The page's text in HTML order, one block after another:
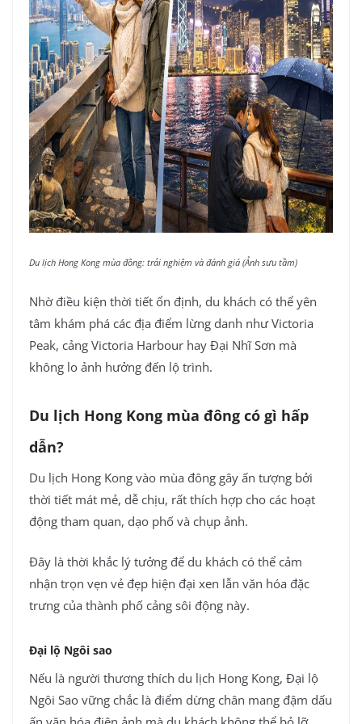
Du lịch Hong Kong mùa đông: trải nghiệm và đánh giá (Ảnh sưu tầm)
Nhờ điều kiện thời tiết ổn định, du khách có thể yên
tâm khám phá các địa điểm lừng danh như Victoria
Peak, cảng Victoria Harbour hay Đại Nhĩ Sơn mà
không lo ảnh hưởng đến lộ trình.
Du lịch Hong Kong mùa đông có gì hấp
dẫn?
Du lịch Hong Kong vào mùa đông gây ấn tượng bởi
thời tiết mát mẻ, dễ chịu, rất thích hợp cho các hoạt
động tham quan, dạo phố và chụp ảnh.
Đây là thời khắc lý tưởng để du khách có thể cảm
nhận trọn vẹn vẻ đẹp hiện đại xen lẫn văn hóa đặc
trưng của thành phố cảng sôi động này.
Đại lộ Ngôi sao
Nếu là người thương thích du lịch Hong Kong, Đại lộ
Ngôi Sao vững chắc là điểm dừng chân mang đậm dấu